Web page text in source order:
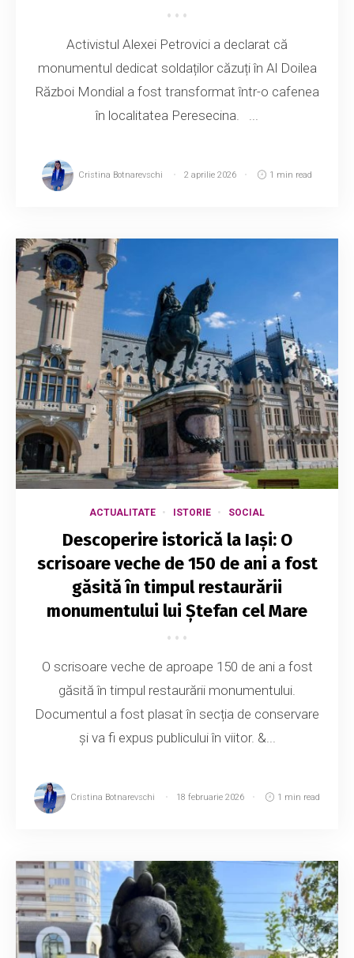
Activistul Alexei Petrovici a declarat că
monumentul dedicat soldaților căzuți în Al Doilea
Război Mondial a fost transformat într-o cafenea
în localitatea Peresecina. ...
Cristina Botnarevschi 2 aprilie 2026 1 min read
ACTUALITATE ISTORIE SOCIAL
Descoperire istorică la Iași: O
scrisoare veche de 150 de ani a fost
găsită în timpul restaurării
monumentului lui Ștefan cel Mare
O scrisoare veche de aproape 150 de ani a fost
găsită în timpul restaurării monumentului.
Documentul a fost plasat în secția de conservare
și va fi expus publicului în viitor. &...
Cristina Botnarevschi 18 februarie 2026 1 min read